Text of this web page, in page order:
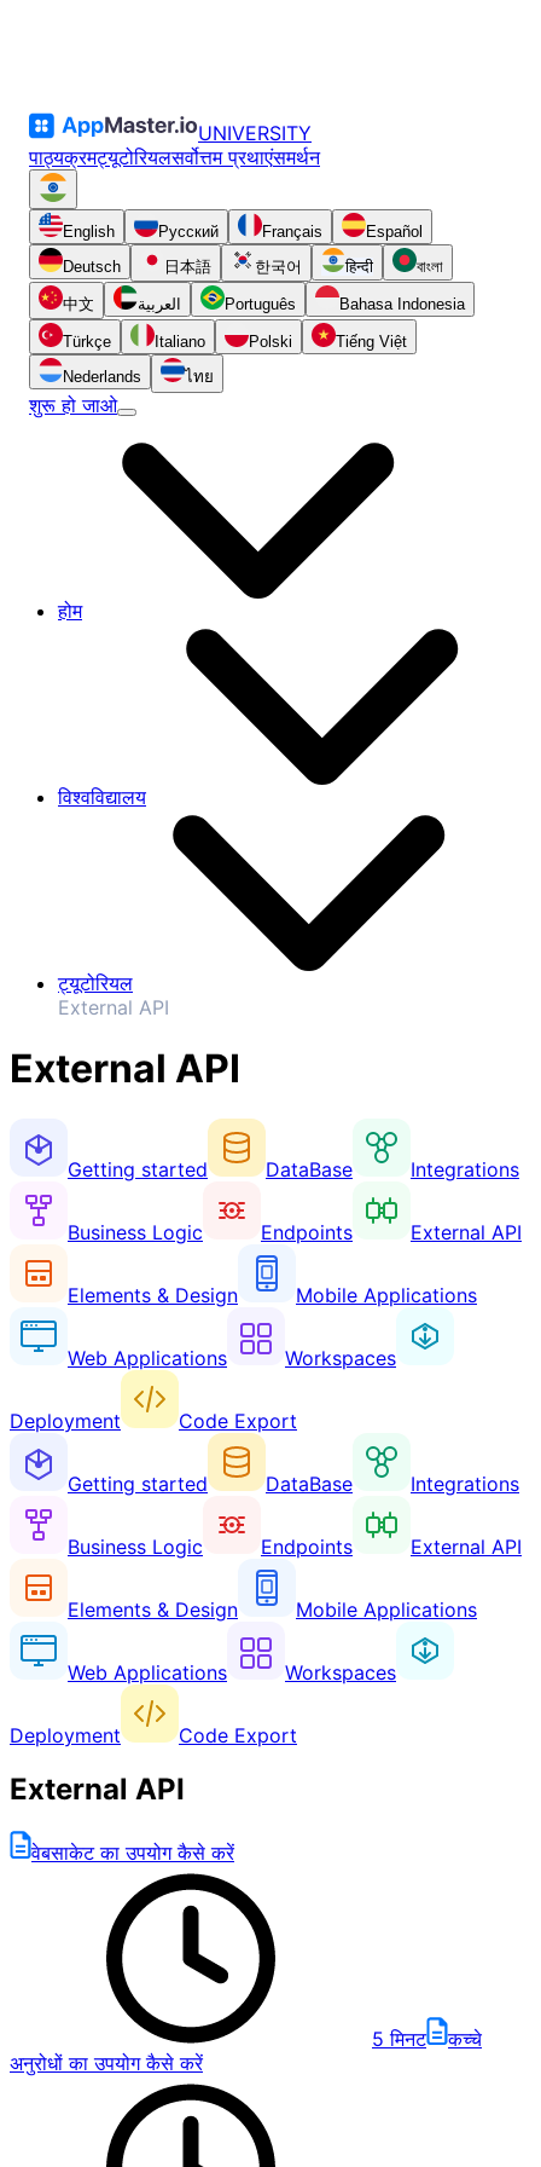
UNIVERSITY
पाठ्यक्रमट्यूटोरियलसर्वोत्तम प्रथाएंसमर्थन
English Русский Français
Español
Deutsch
日本語 한국어 हिन्दी বাংলা
中文 العربية Português Bahasa Indonesia
Türkçe Italiano Polski
Tiếng Việt
Nederlands
ไทย
शुरू हो जाओ
होम
विश्वविद्यालय
ट्यूटोरियल
External API
External API
Getting started DataBase Integrations
Business Logic Endpoints External API
Elements & Design Mobile Applications
Web Applications Workspaces
Deployment Code Export
Getting started DataBase Integrations
Business Logic Endpoints External API
Elements & Design Mobile Applications
Web Applications Workspaces
Deployment Code Export
External API
वेबसाकेट का उपयोग कैसे करें
5 मिनट
कच्चे
अनुरोधों का उपयोग कैसे करें